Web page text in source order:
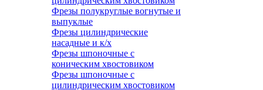
Фрезы полукруглые вогнутые и
выпуклые
Фрезы цилиндрические
насадные и к/х
Фрезы шпоночные с
коническим хвостовиком
Фрезы шпоночные с
цилиндрическим хвостовиком